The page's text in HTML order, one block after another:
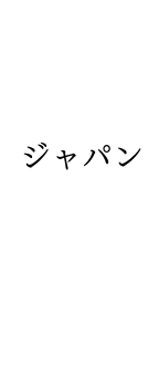
ジャパン